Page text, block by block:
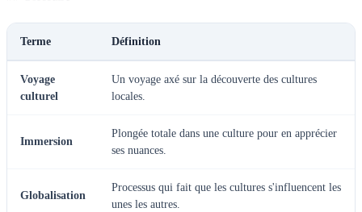
Terme Définition
Voyage
culturel
Un voyage axé sur la découverte des cultures
locales.
Immersion
Plongée totale dans une culture pour en apprécier
ses nuances.
Globalisation
Processus qui fait que les cultures s'influencent les
unes les autres.